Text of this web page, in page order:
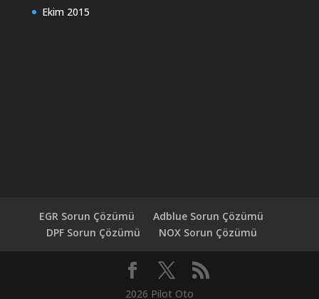
Ekim 2015
EGR Sorun Çözümü
Adblue Sorun Çözümü
DPF Sorun Çözümü
NOX Sorun Çözümü
2026 Pilot Oto